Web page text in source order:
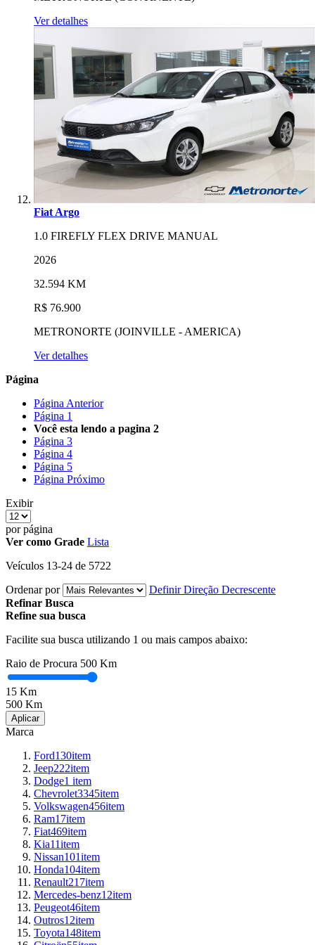
Ver detalhes
Fiat Argo
1.0 FIREFLY FLEX DRIVE MANUAL
2026
32.594 KM
R$ 76.900
METRONORTE (JOINVILLE - AMERICA)
Ver detalhes
Página
Página Anterior
Página 1
Você esta lendo a pagina 2
Página 3
Página 4
Página 5
Página Próximo
Exibir
por página
Ver como Grade Lista
Veículos 13-24 de 5722
Ordenar por
Definir Direção Decrescente
Refinar Busca
Refine sua busca
Facilite sua busca utilizando 1 ou mais campos abaixo:
Raio de Procura 500 Km
15 Km
500 Km
Marca
Ford130item
Jeep222item
Dodge1 item
Chevrolet3345item
Volkswagen456item
Ram17item
Fiat469item
Kia11item
Nissan101item
Honda104item
Renault217item
Mercedes-benz12item
Peugeot46item
Outros12item
Toyota148item